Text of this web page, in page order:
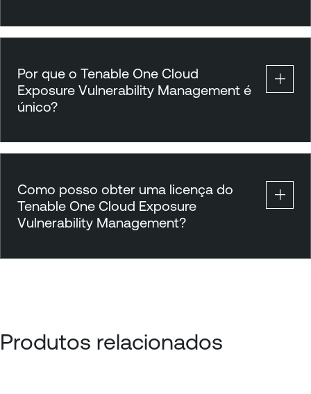
Por que o Tenable One Cloud
Exposure Vulnerability Management é
único?
Como posso obter uma licença do
Tenable One Cloud Exposure
Vulnerability Management?
Produtos relacionados